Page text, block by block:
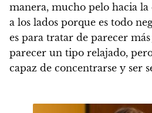
manera, mucho pelo hacia la
a los lados porque es todo
es para tratar de parecer
parecer un tipo relajado,
capaz de concentrarse y ser